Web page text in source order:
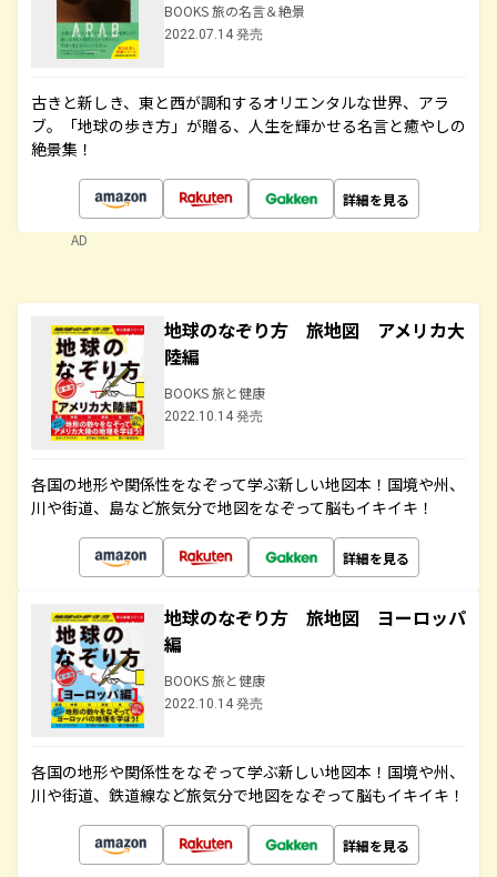
BOOKS 旅の名言＆絶景
2022.07.14 発売
古きと新しき、東と西が調和するオリエンタルな世界、アラ
ブ。「地球の歩き方」が贈る、人生を輝かせる名言と癒やしの
絶景集！
詳細を見る
AD
地球のなぞり方 旅地図 アメリカ大
陸編
BOOKS 旅と健康
2022.10.14 発売
各国の地形や関係性をなぞって学ぶ新しい地図本！国境や州、
川や街道、島など旅気分で地図をなぞって脳もイキイキ！
詳細を見る
地球のなぞり方 旅地図 ヨーロッパ
編
BOOKS 旅と健康
2022.10.14 発売
各国の地形や関係性をなぞって学ぶ新しい地図本！国境や州、
川や街道、鉄道線など旅気分で地図をなぞって脳もイキイキ！
詳細を見る